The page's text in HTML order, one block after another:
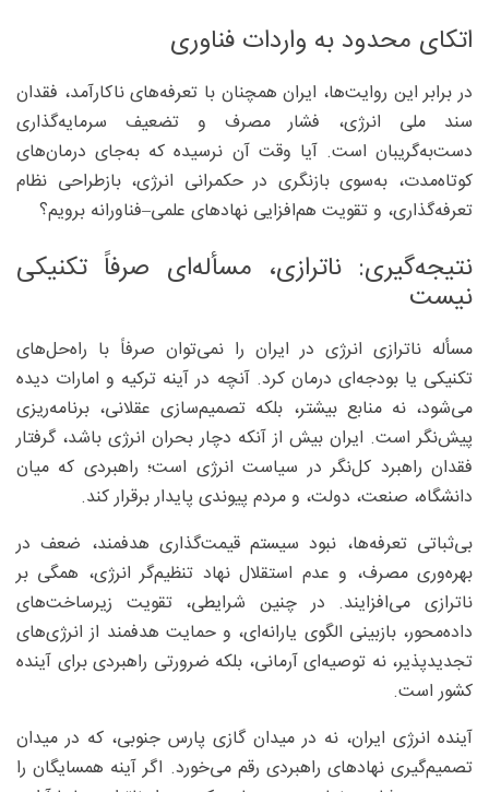
اتکای محدود به واردات فناوری
در برابر این روایت‌ها، ایران همچنان با تعرفه‌های ناکارآمد، فقدان
سند ملی انرژی، فشار مصرف و تضعیف سرمایه‌گذاری
دست‌به‌گریبان است. آیا وقت آن نرسیده که به‌جای درمان‌های
کوتاه‌مدت، به‌سوی بازنگری در حکمرانی انرژی، بازطراحی نظام
تعرفه‌گذاری، و تقویت هم‌افزایی نهادهای علمی–فناورانه برویم؟
نتیجه‌گیری: ناترازی، مسأله‌ای صرفاً تکنیکی
نیست
مسأله ناترازی انرژی در ایران را نمی‌توان صرفاً با راه‌حل‌های
تکنیکی یا بودجه‌ای درمان کرد. آنچه در آینه ترکیه و امارات دیده
می‌شود، نه منابع بیشتر، بلکه تصمیم‌سازی عقلانی، برنامه‌ریزی
پیش‌نگر است. ایران بیش از آنکه دچار بحران انرژی باشد، گرفتار
فقدان راهبرد کل‌نگر در سیاست انرژی است؛ راهبردی که میان
دانشگاه، صنعت، دولت، و مردم پیوندی پایدار برقرار کند.
بی‌ثباتی تعرفه‌ها، نبود سیستم قیمت‌گذاری هدفمند، ضعف در
بهره‌وری مصرف، و عدم استقلال نهاد تنظیم‌گر انرژی، همگی بر
ناترازی می‌افزایند. در چنین شرایطی، تقویت زیرساخت‌های
داده‌محور، بازبینی الگوی یارانه‌ای، و حمایت هدفمند از انرژی‌های
تجدیدپذیر، نه توصیه‌ای آرمانی، بلکه ضرورتی راهبردی برای آینده
کشور است.
آینده انرژی ایران، نه در میدان گازی پارس جنوبی، که در میدان
تصمیم‌گیری نهادهای راهبردی رقم می‌خورد. اگر آینه همسایگان را